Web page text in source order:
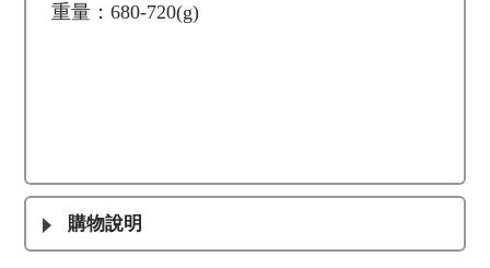
重量：680-720(g)
購物說明